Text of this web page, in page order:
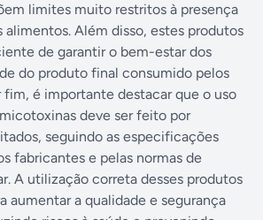
limites muito restritos à presença
Além disso, estes produtos
de garantir o bem-estar dos
do produto final consumido pelos
fim, é importante destacar que o uso
deve ser feito por
seguindo as especificações
fabricantes e pelas normas de
A utilização correta desses produtos
aumentar a qualidade e segurança